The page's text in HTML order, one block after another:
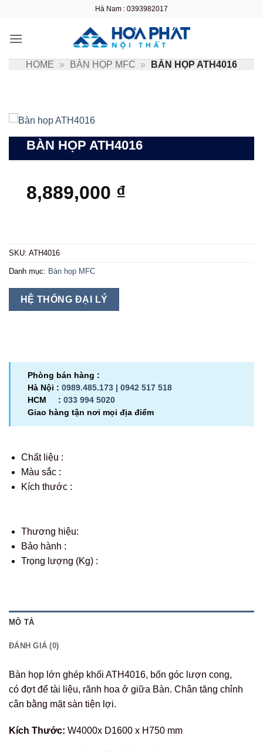
nội
Hà Nam : 0393982017
HOME » BÀN HỌP MFC » BÀN HỌP ATH4016
BÀN HỌP ATH4016
8,889,000 ₫
SKU: ATH4016
Danh mục: Bàn họp MFC
HỆ THỐNG ĐẠI LÝ
Phòng bán hàng :
Hà Nội : 0989.485.173 | 0942 517 518
HCM : 033 994 5020
Giao hàng tận nơi mọi địa điểm
Chất liệu :
Màu sắc :
Kích thước :
Thương hiệu:
Bảo hành :
Trọng lượng (Kg) :
MÔ TẢ
ĐÁNH GIÁ (0)
Bàn họp lớn ghép khối ATH4016, bốn góc lượn cong,
có đợt để tài liệu, rãnh hoa ở giữa Bàn. Chân tăng chỉnh
cân bằng mặt sàn tiện lợi.
Kích Thước: W4000x D1600 x H750 mm